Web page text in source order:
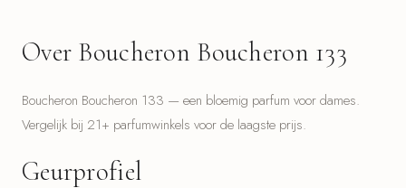
Over Boucheron Boucheron 133
Boucheron Boucheron 133 — een bloemig parfum voor dames.
Vergelijk bij 21+ parfumwinkels voor de laagste prijs.
Geurprofiel